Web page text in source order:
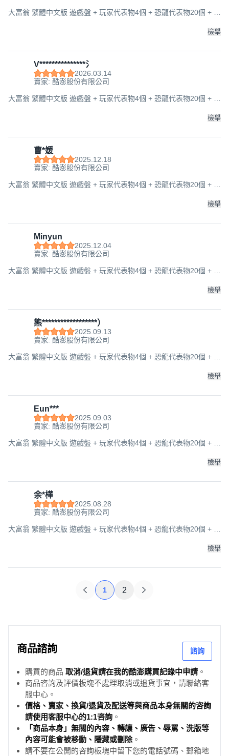
大富翁 繁體中文版 遊戲盤 + 玩家代表物4個 + 恐龍代表物20個 + 恐
檢舉
V***************氵
2026.03.14
賣家: 酷澎股份有限公司
大富翁 繁體中文版 遊戲盤 + 玩家代表物4個 + 恐龍代表物20個 + 恐
檢舉
曹*媛
2025.12.18
賣家: 酷澎股份有限公司
大富翁 繁體中文版 遊戲盤 + 玩家代表物4個 + 恐龍代表物20個 + 恐
檢舉
Minyun
2025.12.04
賣家: 酷澎股份有限公司
大富翁 繁體中文版 遊戲盤 + 玩家代表物4個 + 恐龍代表物20個 + 恐
檢舉
熊******************）
2025.09.13
賣家: 酷澎股份有限公司
大富翁 繁體中文版 遊戲盤 + 玩家代表物4個 + 恐龍代表物20個 + 恐
檢舉
Eun***
2025.09.03
賣家: 酷澎股份有限公司
大富翁 繁體中文版 遊戲盤 + 玩家代表物4個 + 恐龍代表物20個 + 恐
檢舉
余*樺
2025.08.28
賣家: 酷澎股份有限公司
大富翁 繁體中文版 遊戲盤 + 玩家代表物4個 + 恐龍代表物20個 + 恐
檢舉
1 2
商品諮詢 諮詢
購買的商品 取消/退貨請在我的酷澎購買記錄中申請 。
商品咨詢及評價板塊不處理取消或退貨事宜，請聯絡客
服中心。
價格、賣家、換貨/退貨及配送等與商品本身無關的咨詢
請使用客服中心的1:1咨詢 。
「商品本身」無關的內容、轉讓、廣告、辱罵、洗版等
內容可能會被移動、隱藏或刪除。
請不要在公開的咨詢板塊中留下您的電話號碼、郵箱地